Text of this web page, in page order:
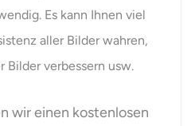
Es kann Ihnen viel
aller Bilder wahren,
Bilder verbessern usw.
wir einen kostenlosen